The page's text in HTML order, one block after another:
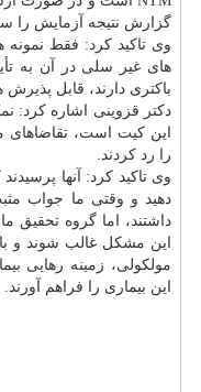
گزارش نتیجه آزمایش را سه تا ۸ هفته با تأخیر مواجه
وی تاكید كرد: فقط نمونه
های غیر سلی در آن به
باكتری دارند، قابل پذیرش
دكتر قزوینی اشاره كرد:
این كیت است، تقاضاهای
را رد كردند.
وی تاكید كرد: آنها
دهید و وقتی ما جواب
داشتند، اما گروه تحقیق
این مشكل غالب شوند و
مولكولی، زمینه رهایی
این بیماری را فراهم آورند.